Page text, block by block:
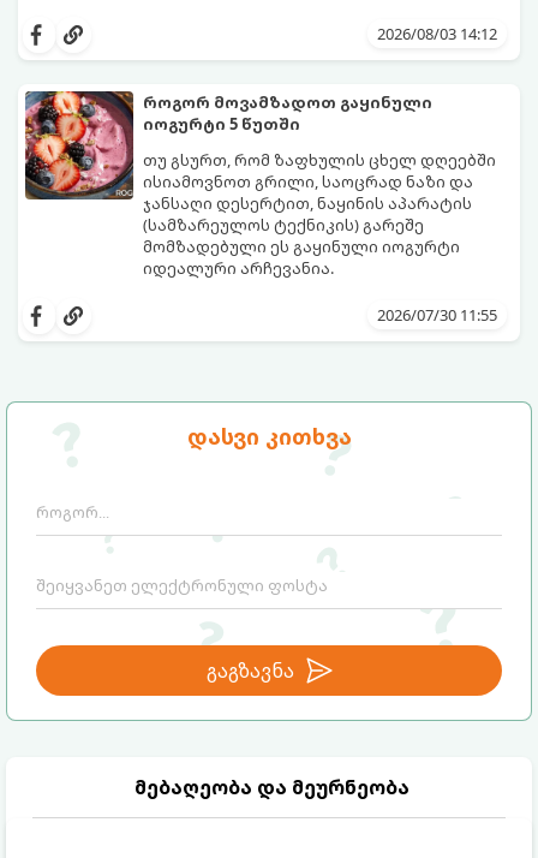
დასვი კითხვა
გაგზავნა
მებაღეობა და მეურნეობა
წვეულებებისთვის, ბარბექიუსთვის ან
მომზადების დრო: 15 წუთი
ულუფა: 8 პორცია
2026/08/03 14:12
როგორ მოვამზადოთ გაყინული
იოგურტი 5 წუთში
თუ გსურთ, რომ ზაფხულის ცხელ დღეებში
ისიამოვნოთ გრილი, საოცრად ნაზი და
ჯანსაღი დესერტით, ნაყინის აპარატის
(სამზარეულოს ტექნიკის) გარეშე
მომზადებული ეს გაყინული იოგურტი
იდეალური არჩევანია.
ის შეიცავს მინიმალურ კალორიებს,
მომზადების დრო: 5 წუთი
მომზადებისთანავე, რბილი ნაყინის სახით)
2026/07/30 11:55